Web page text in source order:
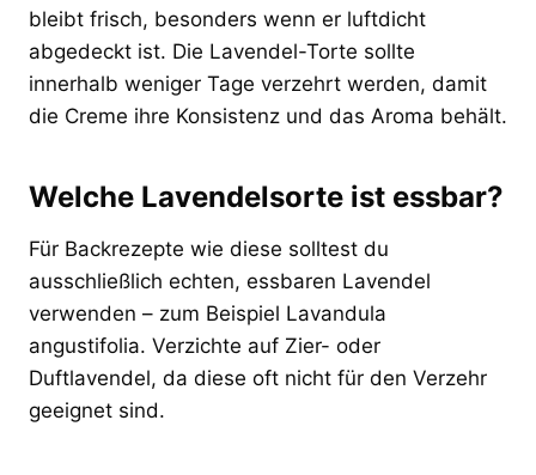
bleibt frisch, besonders wenn er luftdicht
abgedeckt ist. Die Lavendel-Torte sollte
innerhalb weniger Tage verzehrt werden, damit
die Creme ihre Konsistenz und das Aroma behält.
Welche Lavendelsorte ist essbar?
Für Backrezepte wie diese solltest du
ausschließlich echten, essbaren Lavendel
verwenden – zum Beispiel Lavandula
angustifolia. Verzichte auf Zier- oder
Duftlavendel, da diese oft nicht für den Verzehr
geeignet sind.